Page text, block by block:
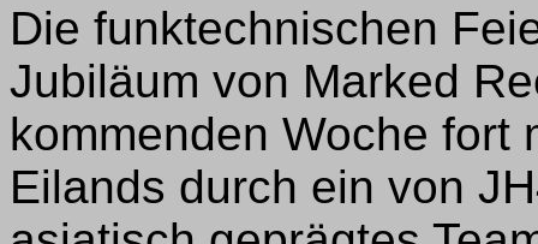
Die funktechnischen
Jubiläum von Marked
kommenden Woche fort
Eilands durch ein von